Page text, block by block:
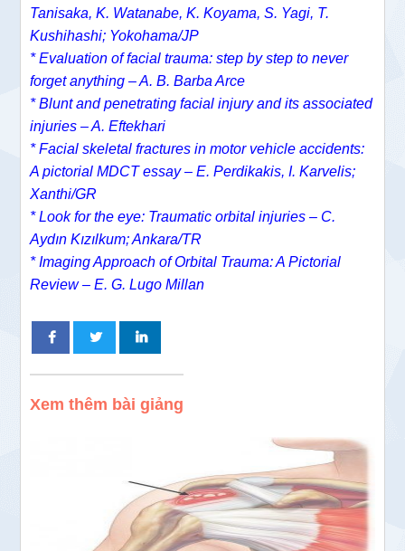
Tanisaka, K. Watanabe, K. Koyama, S. Yagi, T.
Kushihashi; Yokohama/JP
* Evaluation of facial trauma: step by step to never
forget anything – A. B. Barba Arce
* Blunt and penetrating facial injury and its associated
injuries – A. Eftekhari
* Facial skeletal fractures in motor vehicle accidents:
A pictorial MDCT essay – E. Perdikakis, I. Karvelis;
Xanthi/GR
* Look for the eye: Traumatic orbital injuries – C.
Aydın Kızılkum; Ankara/TR
* Imaging Approach of Orbital Trauma: A Pictorial
Review – E. G. Lugo Millan
Xem thêm bài giảng